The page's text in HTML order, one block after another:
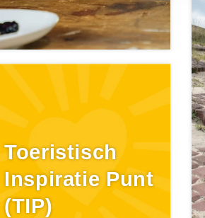
Toeristisch
Inspiratie Punt
(TIP)